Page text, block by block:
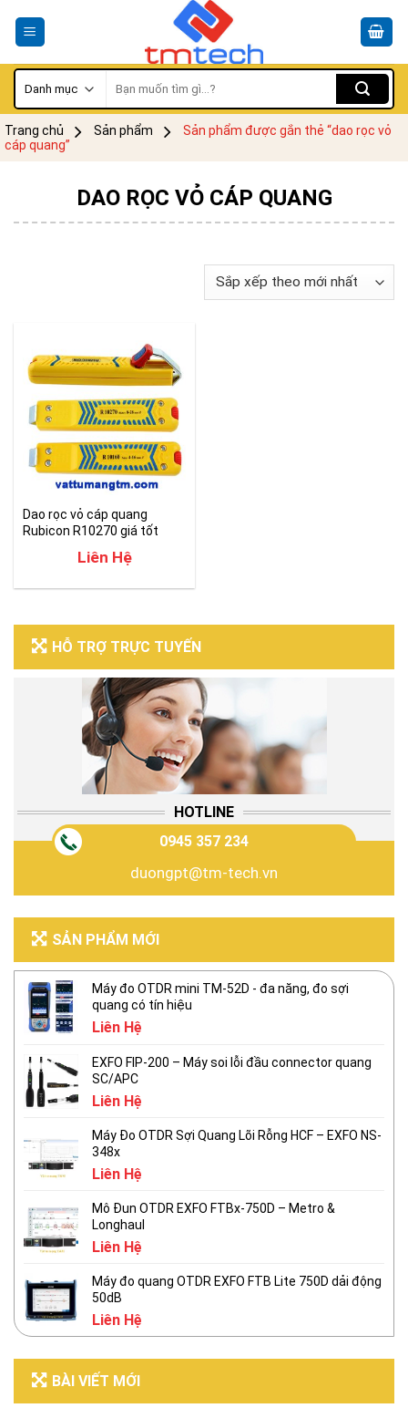
kiếm:
Trang chủ Sản phẩm
Sản phẩm được gắn thẻ “dao rọc vỏ
cáp quang”
HỖ TRỢ TRỰC TUYẾN
HOTLINE
0945 357 234
duongpt@tm-tech.vn
SẢN PHẨM MỚI
Máy đo OTDR mini TM-52D - đa năng, đo sợi
quang có tín hiệu
Liên Hệ
EXFO FIP-200 – Máy soi lỗi đầu connector quang
SC/APC
Liên Hệ
Máy Đo OTDR Sợi Quang Lõi Rỗng HCF – EXFO NS-
348x
Liên Hệ
Mô Đun OTDR EXFO FTBx-750D – Metro &
Longhaul
Liên Hệ
Máy đo quang OTDR EXFO FTB Lite 750D dải động
50dB
Liên Hệ
BÀI VIẾT MỚI
DAO RỌC VỎ CÁP QUANG
Dao rọc vỏ cáp quang
Rubicon R10270 giá tốt
Liên Hệ